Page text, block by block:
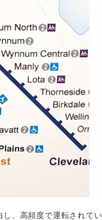
、高頻度で運転されてい